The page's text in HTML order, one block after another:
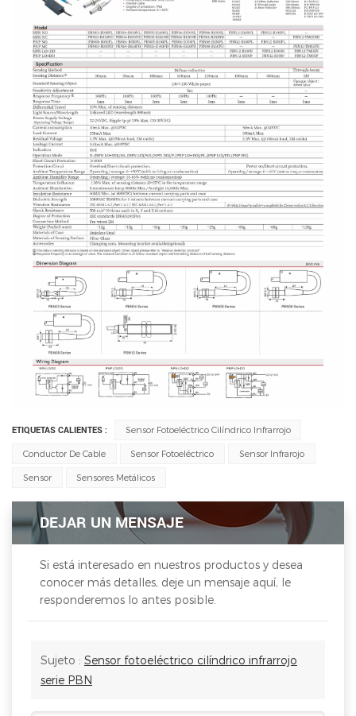
ETIQUETAS CALIENTES : Sensor Fotoeléctrico Cilíndrico Infrarrojo
Conductor De Cable Sensor Fotoeléctrico Sensor Infrarojo
Sensor Sensores Metálicos
DEJAR UN MENSAJE
Si está interesado en nuestros productos y desea
conocer más detalles, deje un mensaje aquí, le
responderemos lo antes posible.
Sujeto : Sensor fotoeléctrico cilíndrico infrarrojo
serie PBN